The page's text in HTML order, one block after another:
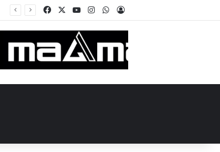
FacebookYou TubeInstagramWhatsApp
Accedi